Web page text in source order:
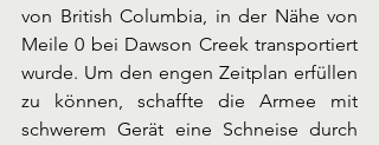
von British Columbia, in der Nähe von
Meile 0 bei Dawson Creek transportiert
wurde. Um den engen Zeitplan erfüllen
zu können, schaffte die Armee mit
schwerem Gerät eine Schneise durch